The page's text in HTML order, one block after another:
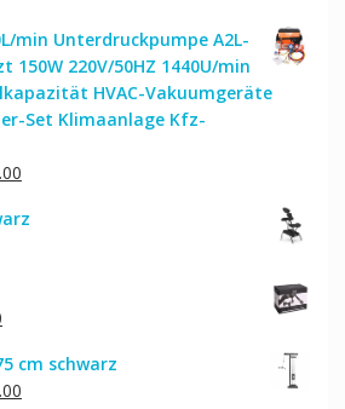
min Unterdruckpumpe A2L-
150W 220V/50HZ 1440U/min
HVAC-Vakuumgeräte
Set Klimaanlage Kfz-
Aktueller
ist:
Aktueller
ist:
CHF 35.00.
cm schwarz
Aktueller